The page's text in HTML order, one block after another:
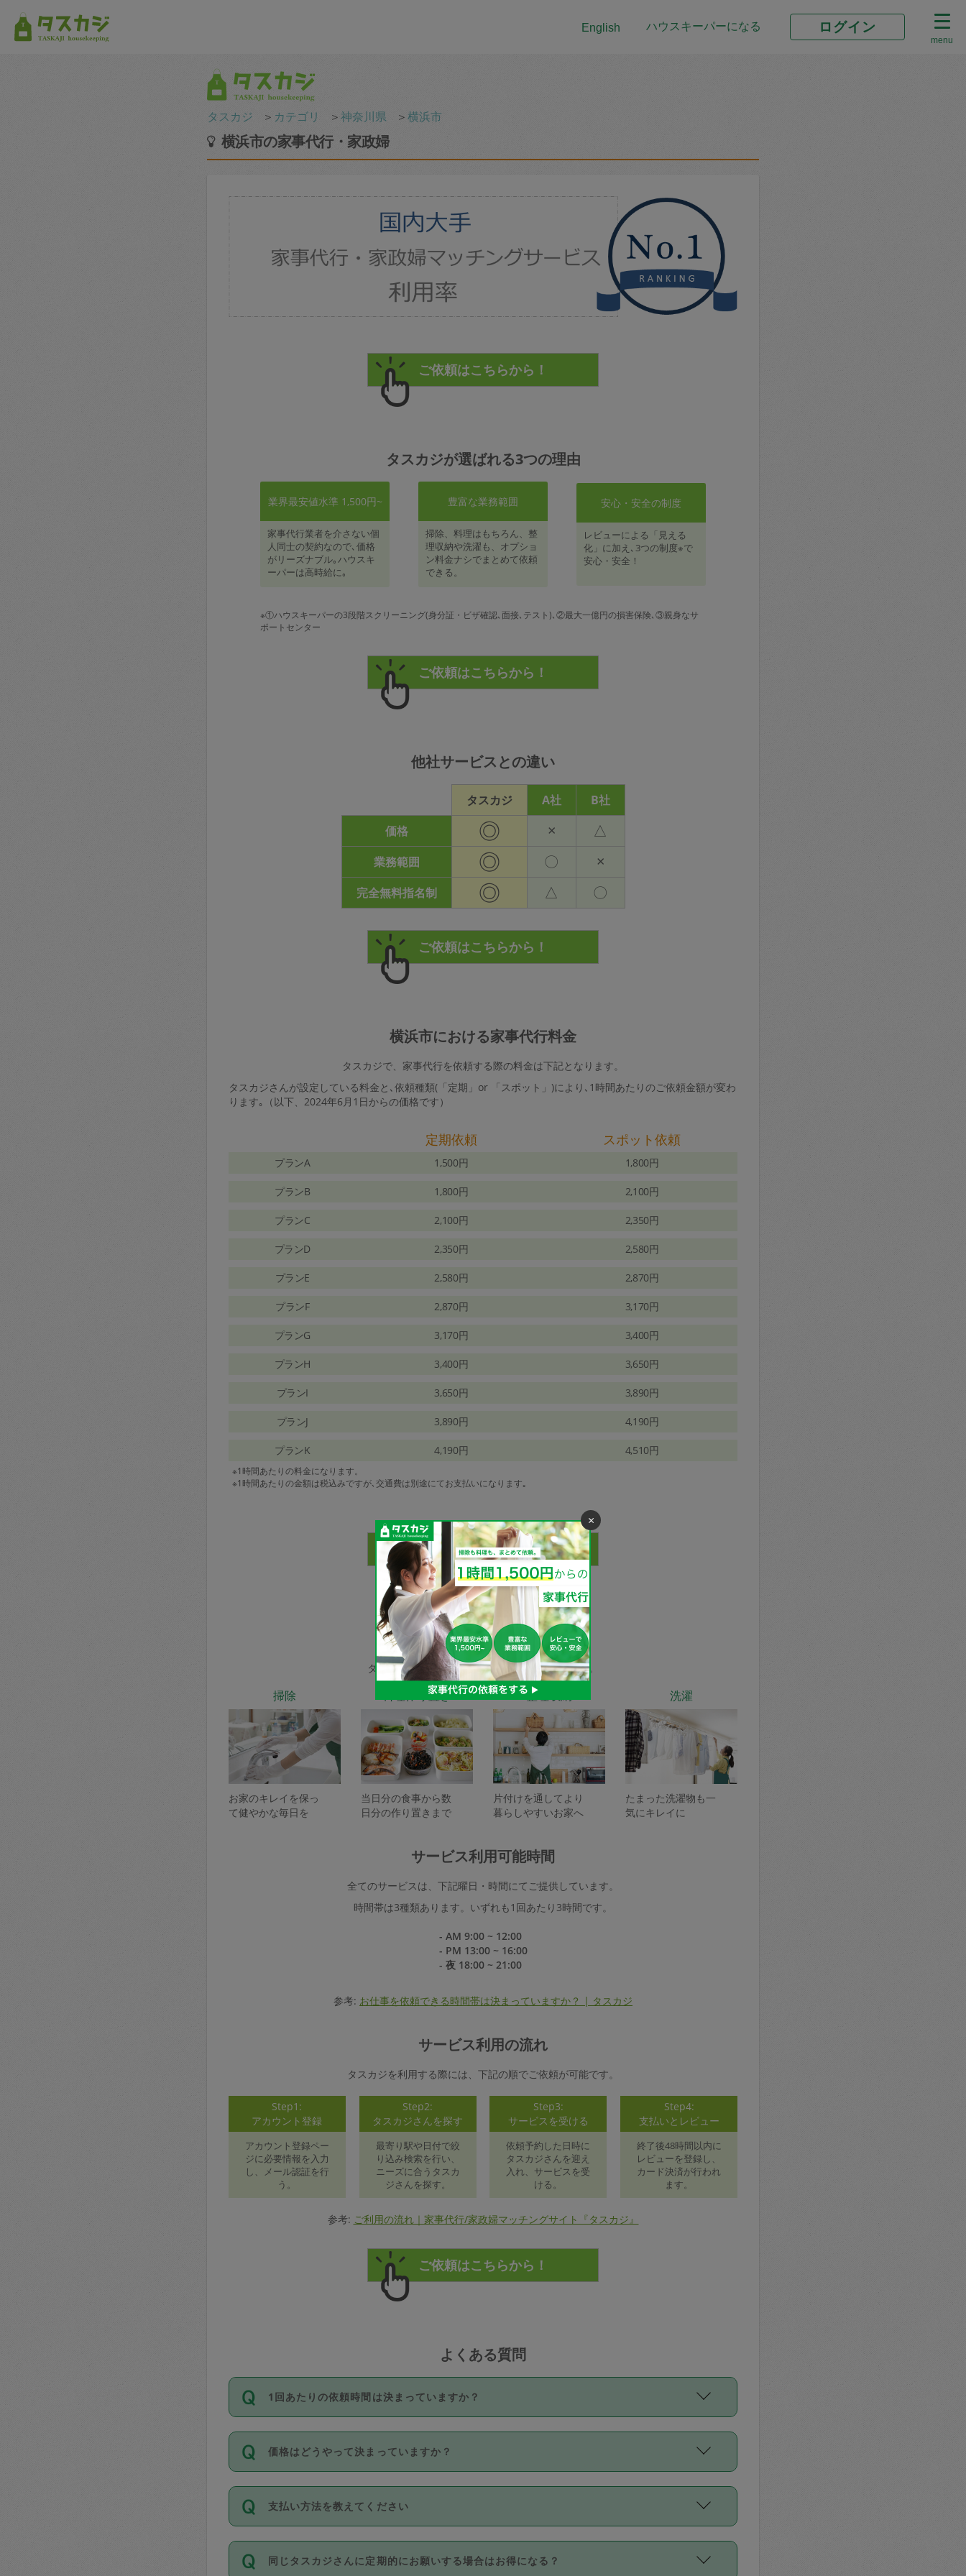
English ハウスキーパーになる ログイン
menu
タスカジ ＞ カテゴリ ＞神奈川県 ＞横浜市
横浜市の家事代行・家政婦
タスカジが選ばれる3つの理由
業界最安値水準 1,500円~
家事代行業者を介さない個
人同士の契約なので､価格
がリーズナブル｡ハウスキ
ーパーは高時給に｡
豊富な業務範囲
掃除、料理はもちろん、整
理収納や洗濯も、オプショ
ン料金ナシでまとめて依頼
できる。
安心・安全の制度
レビューによる「見える
化」に加え､3つの制度※で
安心・安全！
※①ハウスキーパーの3段階スクリーニング(身分証・ビザ確認､面接､テスト)､②最大一億円の損害保険､③親身なサ
ポートセンター
他社サービスとの違い
タスカジ A社
B社
価格
◎ × △
業務範囲 ◎ 〇 ×
完全無料指名制 ◎ △ 〇
横浜市における家事代行料金
タスカジで、家事代行を依頼する際の料金は下記となります。
タスカジさんが設定している料金と､依頼種類(「定期」or 「スポット」)により､1時間あたりのご依頼金額が変わ
ります｡（以下、2024年6月1日からの価格です）
定期依頼 スポット依頼
プランA 1,500円 1,800円
プランB 1,800円 2,100円
プランC 2,100円 2,350円
プランD 2,350円 2,580円
プランE 2,580円 2,870円
プランF 2,870円 3,170円
プランG 3,170円 3,400円
プランH 3,400円 3,650円
プランI 3,650円 3,890円
プランJ 3,890円 4,190円
プランK 4,190円 4,510円
※1時間あたりの料金になります。
※1時間あたりの金額は税込みですが､交通費は別途にてお支払いになります｡
家事代行サービスの種類
タスカジで依頼できるサービスは下記となります。
掃除
お家のキレイを保っ
て健やかな毎日を
料理作り置き
当日分の食事から数
日分の作り置きまで
整理収納
片付けを通してより
暮らしやすいお家へ
洗濯
たまった洗濯物も一
気にキレイに
サービス利用可能時間
全てのサービスは、下記曜日・時間にてご提供しています。
時間帯は3種類あります。いずれも1回あたり3時間です。
- AM 9:00 ~ 12:00
- PM 13:00 ~ 16:00
- 夜 18:00 ~ 21:00
参考: お仕事を依頼できる時間帯は決まっていますか？ | タスカジ
サービス利用の流れ
タスカジを利用する際には、下記の順でご依頼が可能です。
Step1:
アカウント登録
アカウント登録ペー
ジに必要情報を入力
し、メール認証を行
う。
Step2:
タスカジさんを探す
最寄り駅や日付で絞
り込み検索を行い、
ニーズに合うタスカ
ジさんを探す。
Step3:
サービスを受ける
依頼予約した日時に
タスカジさんを迎え
入れ、サービスを受
ける。
Step4:
支払いとレビュー
終了後48時間以内に
レビューを登録し、
カード決済が行われ
ます。
参考: ご利用の流れ｜家事代行/家政婦マッチングサイト『タスカジ』
よくある質問
1回あたりの依頼時間は決まっていますか？
依頼1回につき3時間固定です。3時間を超えて依頼したい場合は、延長機能をご利用くださ
い。機能をご利用いただくには、タスカジさんに事前に相談し、合意の上事前申請すること
が必要です。なお、3時間を下回っても、値引き等はございません。
価格はどうやって決まっていますか？
11種類の価格帯の中からタスカジさん自身が価格を選んで設定しています。
タスカジさんの価格設定には最初は制限があり、レビュー件数、レビューの平均値、などで
除々に設定可能な最高額が上がっていく仕組みになっています。
支払い方法を教えてください
お支払方法はクレジットカード（Visa／Master／JCB／AMERICAN EXPRESS／Diners
Club）のみとなります。
同じタスカジさんに定期的にお願いする場合はお得になる？
×